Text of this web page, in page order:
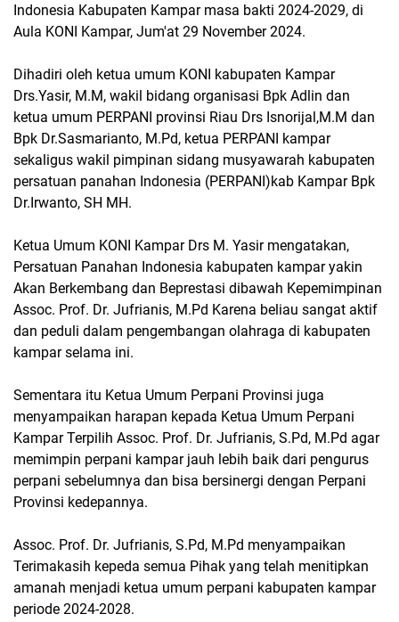
Indonesia Kabupaten Kampar masa bakti 2024-2029, di
Aula KONI Kampar, Jum'at 29 November 2024.
Dihadiri oleh ketua umum KONI kabupaten Kampar
Drs.Yasir, M.M, wakil bidang organisasi Bpk Adlin dan
ketua umum PERPANI provinsi Riau Drs Isnorijal,M.M dan
Bpk Dr.Sasmarianto, M.Pd, ketua PERPANI kampar
sekaligus wakil pimpinan sidang musyawarah kabupaten
persatuan panahan Indonesia (PERPANI)kab Kampar Bpk
Dr.Irwanto, SH MH.
Ketua Umum KONI Kampar Drs M. Yasir mengatakan,
Persatuan Panahan Indonesia kabupaten kampar yakin
Akan Berkembang dan Beprestasi dibawah Kepemimpinan
Assoc. Prof. Dr. Jufrianis, M.Pd Karena beliau sangat aktif
dan peduli dalam pengembangan olahraga di kabupaten
kampar selama ini.
Sementara itu Ketua Umum Perpani Provinsi juga
menyampaikan harapan kepada Ketua Umum Perpani
Kampar Terpilih Assoc. Prof. Dr. Jufrianis, S.Pd, M.Pd agar
memimpin perpani kampar jauh lebih baik dari pengurus
perpani sebelumnya dan bisa bersinergi dengan Perpani
Provinsi kedepannya.
Assoc. Prof. Dr. Jufrianis, S.Pd, M.Pd menyampaikan
Terimakasih kepeda semua Pihak yang telah menitipkan
amanah menjadi ketua umum perpani kabupaten kampar
periode 2024-2028.